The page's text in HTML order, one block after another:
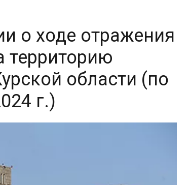
о ходе отражения
территорию
области (по
г.)